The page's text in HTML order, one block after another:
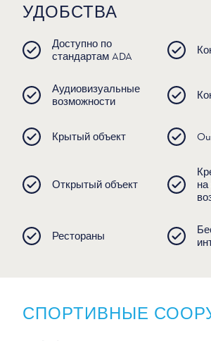
УДОБСТВА
Доступно по
стандартам ADA
Аудиовизуальные
возможности
Крытый объект
Открытый объект
Рестораны
СПОРТИВНЫЕ